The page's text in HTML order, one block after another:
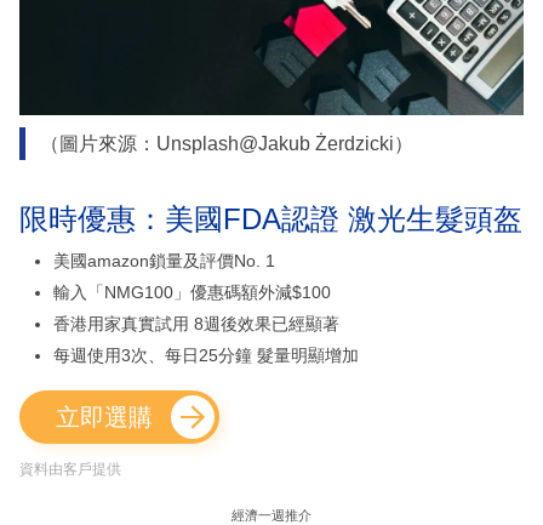
（圖片來源：Unsplash@Jakub Żerdzicki）
限時優惠：美國FDA認證 激光生髮頭盔
美國amazon鎖量及評價No. 1
輸入「NMG100」優惠碼額外減$100
香港用家真實試用 8週後效果已經顯著
每週使用3次、每日25分鐘 髮量明顯增加
立即選購
資料由客戶提供
經濟一週推介